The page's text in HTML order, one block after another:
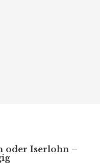
oder Iserlohn –